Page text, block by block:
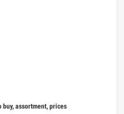
assortment, prices